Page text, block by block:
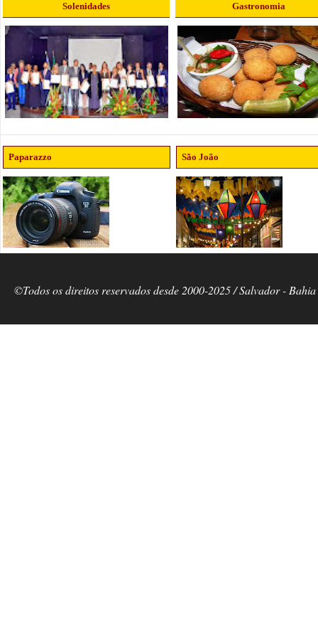
Solenidades Gastronomia
Paparazzo São João
©Todos os direitos reservados desde 2000-2025 / Salvador -